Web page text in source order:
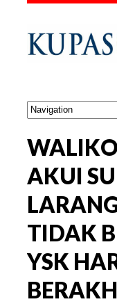
AKUI
TIDAK
YSK